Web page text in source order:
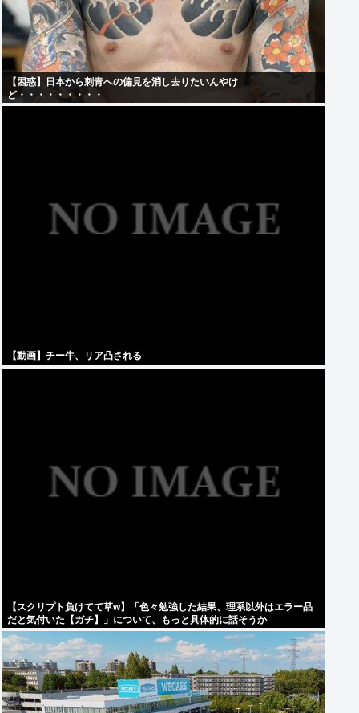
【困惑】日本から刺青への偏見を消し去りたいんやけ
ど・・・・・・・・・
【動画】チー牛、リア凸される
【スクリプト負けてて草w】「色々勉強した結果、理系以外はエラー品
だと気付いた【ガチ】」について、もっと具体的に話そうか